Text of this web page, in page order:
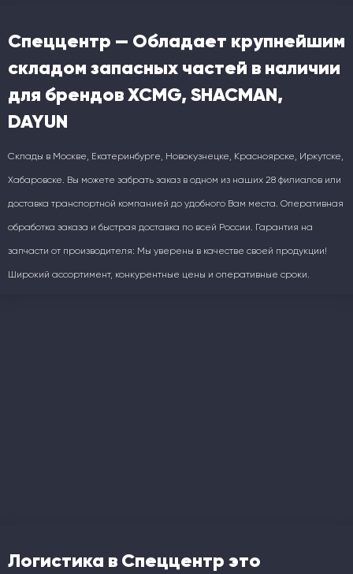
Спеццентр — Обладает крупнейшим
складом запасных частей в наличии
для брендов XCMG, SHACMAN,
DAYUN
Склады в Москве, Екатеринбурге, Новокузнецке, Красноярске, Иркутске,
Хабаровске. Вы можете забрать заказ в одном из наших 28 филиалов или
доставка транспортной компанией до удобного Вам места. Оперативная
обработка заказа и быстрая доставка по всей России. Гарантия на
запчасти от производителя: Мы уверены в качестве своей продукции!
Широкий ассортимент, конкурентные цены и оперативные сроки.
Логистика в Спеццентр это